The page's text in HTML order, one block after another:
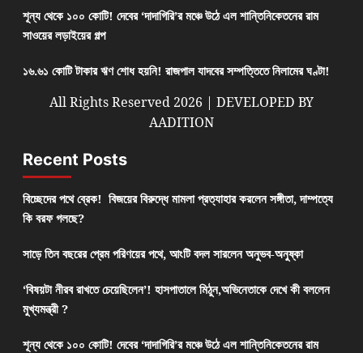
শূন্য থেকে ১০০ কোটি! দেবের ‘দাদাগিরি’র মঞ্চে উঠে এল শান্তিনিকেতনের রাম
সাওয়ের লড়াইয়ের গল্প
১৬.৬১ কোটি টাকার ঋণ শোধ হয়নি! রাজপাল যাদবের সম্পত্তিতে নিলামের ঘণ্টা!
All Rights Reserved 2026 | DEVELOPED BY
AADITION
Recent Posts
বিচ্ছেদের পথে ব্রেক! বিজয়ের বিরুদ্ধে মামলা প্রত্যাহার করলেন সঙ্গীতা, দাম্পত্যে
কি বরফ গলছে?
সাড়ে তিন বছরের প্রেম পরিণয়ের পথে, আংটি বদল সারলেন অনুভব-অনুষ্কা
‘বিষয়টা নীরব রাখতে চেয়েছিলেন’! হাসপাতালে মিঠুন,অভিনেতাকে দেখে কী বললেন
মুখ্যমন্ত্রী ?
শূন্য থেকে ১০০ কোটি! দেবের ‘দাদাগিরি’র মঞ্চে উঠে এল শান্তিনিকেতনের রাম